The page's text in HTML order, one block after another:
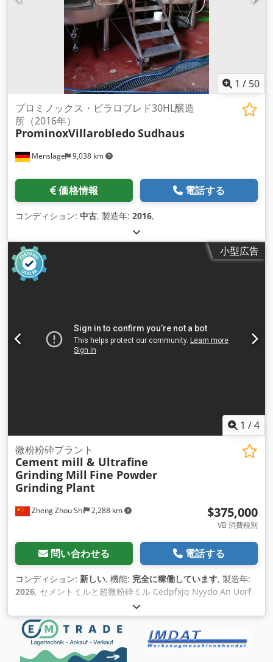
品位が低いことが多く、経済的に実行可能にするために徹底的
な精製を必要とする鉱石を処理するという課題に直面していま
す。選鉱（貴重な鉱物の濃度を高めるプロセス）は、運用コス
トの削減、回収率の向上、そして最終的には収益性の確保に重
要な役割を果たしま す。当社の鉱石選鉱プラントは、鉱石処理
プラントまたは鉱山ドレッシングプラントとも呼ばれ、高度な
テクノロジーと堅牢なエンジニアリング を統合して、効率的な
粉砕、粉砕、分類、分離プロセスを提供します。 さまざまな鉱
石を処理できるように設計された当社のプラントは、抽出およ
び処理操作の最適化を目指す鉱業会社にとって理想的なソリュ
ーシ ョンです。ニッケル、銅、亜鉛、グラファイト、金、銀、
ントは、今日の厳格な 産業基準を満たすために必要な汎用性と
Crsdpfjq Nw Uqsx An Ujf 鉱石選鉱プラントは、生の鉱石を処
理して品質を向上させ、貴重な鉱物の濃度を高める施設です。
このプラントには通常、いくつかの処理段階 が含まれます。 1.
粉砕: 生の鉱石のサイズを縮小して、より効率的な下流処理を
可能にします。 2. 粉砕: 廃棄物から貴重な鉱物を解放するため
に、サイズをさらに縮小します。 3. 分類: ふるい分けとハイド
ロサイクロンを使用して鉱石を異なるサイズの分画に分離しま
す。 4. 分離: 磁気分離、浮選、重力分離などのさまざまな物理
けでなく、廃棄物が最小限に抑えられ、全体的なコスト効率と
環境の持続可能性が向上しま す。
1 / 50
Menslage 9,038 km
プロミノックス・ビラロブレド30HL醸造
所（2016年）
ProminoxVillarobledoSudhaus
価格情報 電話する
コンディション: 中古, 製造年: 2016,
小型広告
1 /4
Zheng Zhou Shi 2,288 km
微粉粉砕プラント
Cement mill & Ultrafine
Grinding Mill Fine Powder
Grinding Plant
$375,000
VB 消費税別
問い合わせる 電話する
コンディション: 新しい, 機能: 完全に稼働しています, 製造年:
2026, セメントミルと超微粉砕ミル Cedpfxjq Nyydo An Uorf
🏗️ セメントミルと超微粉砕ミルの紹介 建設と材料処理の世界
では、適切な粒子サイズを実現することが不可欠です。セメン
トミルと超微粉砕ミルをご紹介します。これらは、セメン ト製
造と超微粉材料に優れた粉砕性能を発揮するように設計された
2 つの重要な機械です。その機能と用途について詳しく見てい